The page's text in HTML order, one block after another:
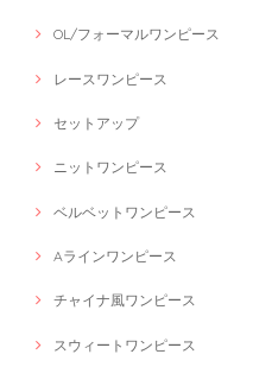
OL/フォーマルワンピース
レースワンピース
セットアップ
ニットワンピース
ベルベットワンピース
Aラインワンピース
チャイナ風ワンピース
スウィートワンピース